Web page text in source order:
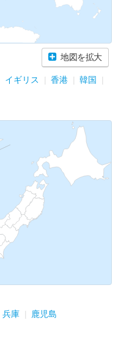
地図を拡大
イギリス 香港
韓国
兵庫 鹿児島